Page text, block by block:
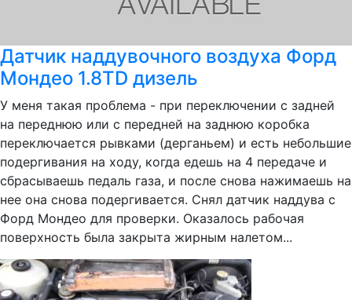
Датчик наддувочного воздуха Форд
Мондео 1.8TD дизель
У меня такая проблема - при переключении с задней
на переднюю или с передней на заднюю коробка
переключается рывками (дерганьем) и есть небольшие
подергивания на ходу, когда едешь на 4 передаче и
сбрасываешь педаль газа, и после снова нажимаешь на
нее она снова подергивается. Снял датчик наддува с
Форд Мондео для проверки. Оказалось рабочая
поверхность была закрыта жирным налетом...